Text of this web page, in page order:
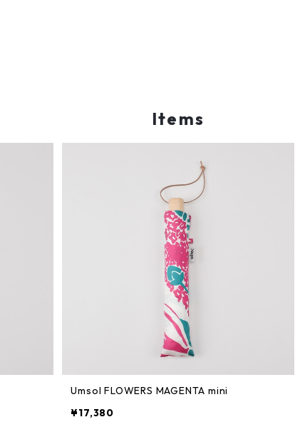
Items
Umsol FLOWERS MAGENTA mini
¥17,380